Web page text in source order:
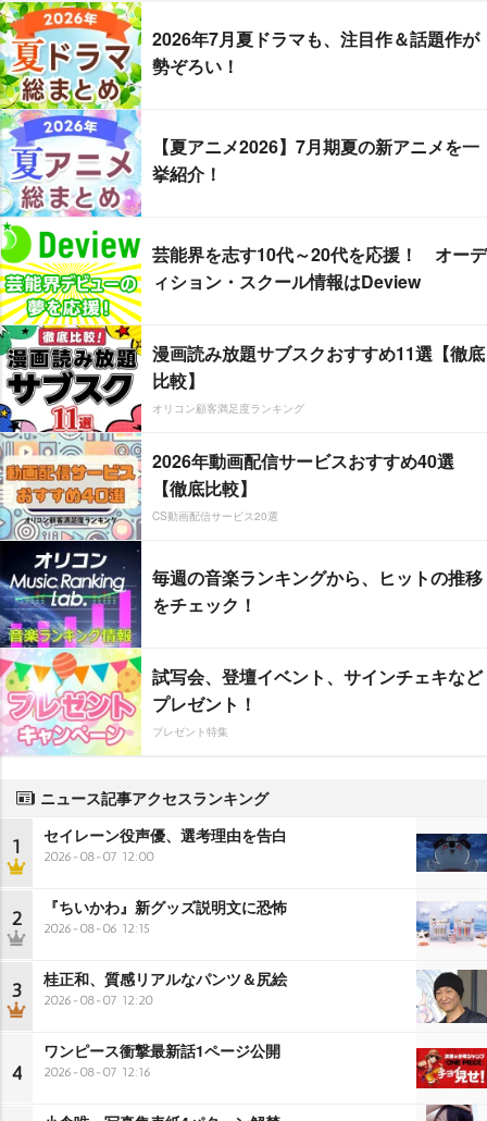
2026年7月夏ドラマも、注目作＆話題作が
勢ぞろい！
【夏アニメ2026】7月期夏の新アニメを一
挙紹介！
芸能界を志す10代～20代を応援！ オーデ
ィション・スクール情報はDeview
漫画読み放題サブスクおすすめ11選【徹底
比較】
オリコン顧客満足度ランキング
2026年動画配信サービスおすすめ40選
【徹底比較】
CS動画配信サービス20選
毎週の音楽ランキングから、ヒットの推移
をチェック！
試写会、登壇イベント、サインチェキなど
プレゼント！
プレゼント特集
ニュース記事アクセスランキング
1 セイレーン役声優、選考理由を告白
2026-08-07 12:00
2 『ちいかわ』新グッズ説明文に恐怖
2026-08-06 12:15
3 桂正和、質感リアルなパンツ＆尻絵
2026-08-07 12:20
4
ワンピース衝撃最新話1ページ公開
2026-08-07 12:16